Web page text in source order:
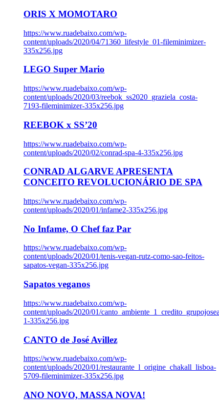
ORIS X MOMOTARO
https://www.ruadebaixo.com/wp-
content/uploads/2020/04/71360_lifestyle_01-fileminimizer-
335x256.jpg
LEGO Super Mario
https://www.ruadebaixo.com/wp-
content/uploads/2020/03/reebok_ss2020_graziela_costa-
7193-fileminimizer-335x256.jpg
REEBOK x SS’20
https://www.ruadebaixo.com/wp-
content/uploads/2020/02/conrad-spa-4-335x256.jpg
CONRAD ALGARVE APRESENTA
CONCEITO REVOLUCIONÁRIO DE SPA
https://www.ruadebaixo.com/wp-
content/uploads/2020/01/infame2-335x256.jpg
No Infame, O Chef faz Par
https://www.ruadebaixo.com/wp-
content/uploads/2020/01/tenis-vegan-rutz-como-sao-feitos-
sapatos-vegan-335x256.jpg
Sapatos veganos
https://www.ruadebaixo.com/wp-
content/uploads/2020/01/
1-335x256.jpg
CANTO de José Avillez
https://www.ruadebaixo.com/wp-
content/uploads/2020/01/restaurante_l_origine_chakall_lisboa-
5709-fileminimizer-335x256.jpg
ANO NOVO, MASSA NOVA!